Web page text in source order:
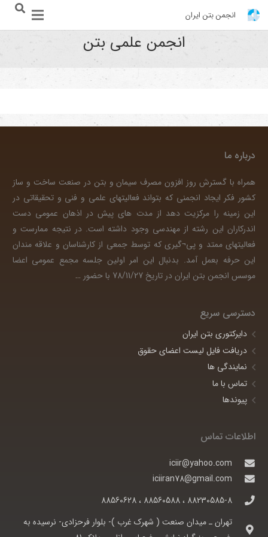
انجمن بتن ایران
انجمن علمی بتن
درباره ما
همراه با گسترش روز افزون مصرف سیمان و بتن در صنعت ساخت و ساز
کشور فکر ایجاد انجمنی که بتواند فعالیتهای علمی و فنی و تحقیقاتی در
این زمینه را مرکزیت دهد از مدت های پیش در اذهان عمومی دست
اندرکاران این رشته از مهندسی وجود داشته است. در نتیجه ممارست و
فعالیتهای ممتد و پی¬گیری که توسط جمعی از کارشناسان و علاقه مندان
این حرفه بعمل آمد. بدنبال این امر اولین جلسه مجمع عمومی اعضا
موسس انجمن بتن ایران در تاریخ 78/11/27 با حضور
…
دسترسی سریع
دایرکتوری بتن ایران
دریافت فایل لیست اعضای حقوق
نمایندگی ها
تماس با ما
پیوندها
اطلاعات تماس
iciir@yahoo.com
iciiran78@gmail.com
88230585-8 ، 88560588 ، 88560628
تهران ـ ميدان صنعت ( شهرک غرب )- بلوار فرحزادی- نرسيده به